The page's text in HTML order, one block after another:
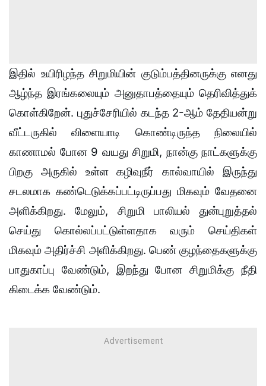
இதில் உயிரிழந்த சிறுமியின் குடும்பத்தினருக்கு எனது
ஆழ்ந்த இரங்கலையும் அனுதாபத்தையும் தெரிவித்துக்
கொள்கிறேன். புதுச்சேரியில் கடந்த 2-ஆம் தேதியன்று
வீட்டருகில் விளையாடி கொண்டிருந்த நிலையில்
காணாமல் போன 9 வயது சிறுமி, நான்கு நாட்களுக்கு
பிறகு அருகில் உள்ள கழிவுநீர் கால்வாயில் இருந்து
சடலமாக கண்டெடுக்கப்பட்டிருப்பது மிகவும் வேதனை
அளிக்கிறது. மேலும், சிறுமி பாலியல் துன்புறுத்தல்
செய்து கொல்லப்பட்டுள்ளதாக வரும் செய்திகள்
மிகவும் அதிர்ச்சி அளிக்கிறது. பெண் குழந்தைகளுக்கு
பாதுகாப்பு வேண்டும், இறந்து போன சிறுமிக்கு நீதி
கிடைக்க வேண்டும்.